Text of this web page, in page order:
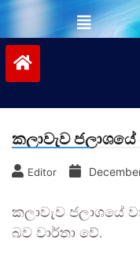
කලාවැව
Editor
කලාවැව ජලාශයේ
බව වාර්තා වේ.